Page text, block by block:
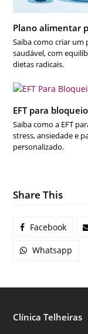
Plano alimentar
Saiba como criar
saudável, com
dietas radicais.
EFT para
Saiba como a EFT
stress, ansiedade e
personalizado.
Share This
Facebook
Whatsapp
Clínica Telheiras